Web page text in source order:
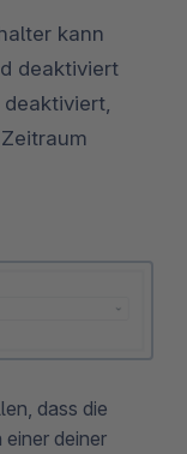
kann
deaktiviert
dass die
deiner